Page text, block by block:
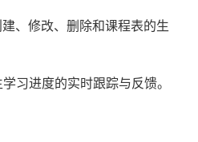
、修改、删除和课程表的生
习进度的实时跟踪与反馈。